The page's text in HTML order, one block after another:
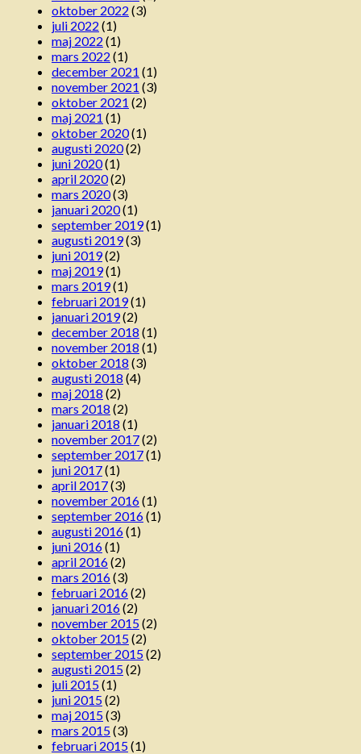
oktober 2022 (3)
juli 2022 (1)
maj 2022 (1)
mars 2022 (1)
december 2021 (1)
november 2021 (3)
oktober 2021 (2)
maj 2021 (1)
oktober 2020(1)
augusti 2020(2)
juni 2020(1)
april 2020(2)
mars 2020(3)
januari 2020(1)
september 2019(1)
augusti 2019(3)
juni 2019(2)
maj 2019(1)
mars 2019(1)
februari 2019(1)
januari 2019(2)
december 2018 (1)
november 2018 (1)
oktober 2018 (3)
augusti 2018 (4)
maj 2018 (2)
mars 2018 (2)
januari 2018 (1)
november 2017(2)
september 2017(1)
juni 2017(1)
april 2017(3)
november 2016(1)
september 2016(1)
augusti 2016(1)
juni 2016(1)
april 2016(2)
mars 2016(3)
februari 2016(2)
januari 2016(2)
november 2015(2)
oktober 2015(2)
september 2015(2)
augusti 2015(2)
juli 2015(1)
juni 2015(2)
maj 2015(3)
mars 2015(3)
februari 2015(1)